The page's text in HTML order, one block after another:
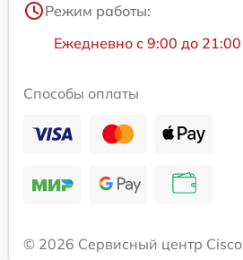
Режим работы:
Ежедневно с 9:00 до 21:00
Способы оплаты
© 2026 Сервисный центр Cisco